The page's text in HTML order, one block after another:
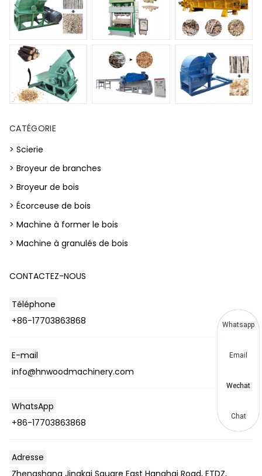
CATÉGORIE
> Scierie
> Broyeur de branches
> Broyeur de bois
> Écorceuse de bois
> Machine à former le bois
> Machine à granulés de bois
CONTACTEZ-NOUS
Téléphone
+86-17703863868
E-mail
info@hnwoodmachinery.com
WhatsApp
+86-17703863868
Adresse
Zhengshang Jingkai Square East Hanghai Road, ETDZ,
Whatsapp
Email
Wechat
Chat